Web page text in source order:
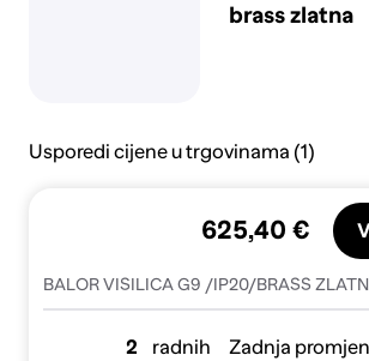
brass zlatna
Usporedi cijene u trgovinama (1)
BALOR VISILICA G9 /IP20/BRASS
625,40 €
2
radnih
Zadnja